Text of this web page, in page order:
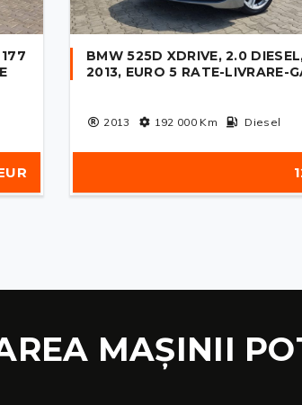
BMW 525D XDRIVE, 2.0
2013, EURO 5 RATE-LIVRARE-
2013 192 000Km Diesel
MAȘINII